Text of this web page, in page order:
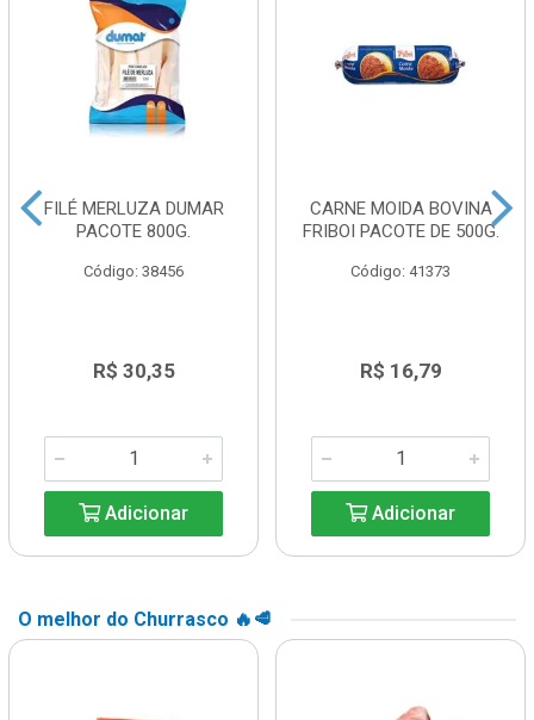
FILÉ MERLUZA DUMAR
PACOTE 800G.
Código: 38456
R$ 30,35
Adicionar
CARNE MOIDA BOVINA
FRIBOI PACOTE DE 500G.
Código: 41373
R$ 16,79
Adicionar
O melhor do Churrasco 🔥🥩